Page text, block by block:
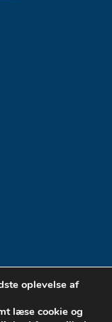
DIN
I
oplevelse af
læse cookie og